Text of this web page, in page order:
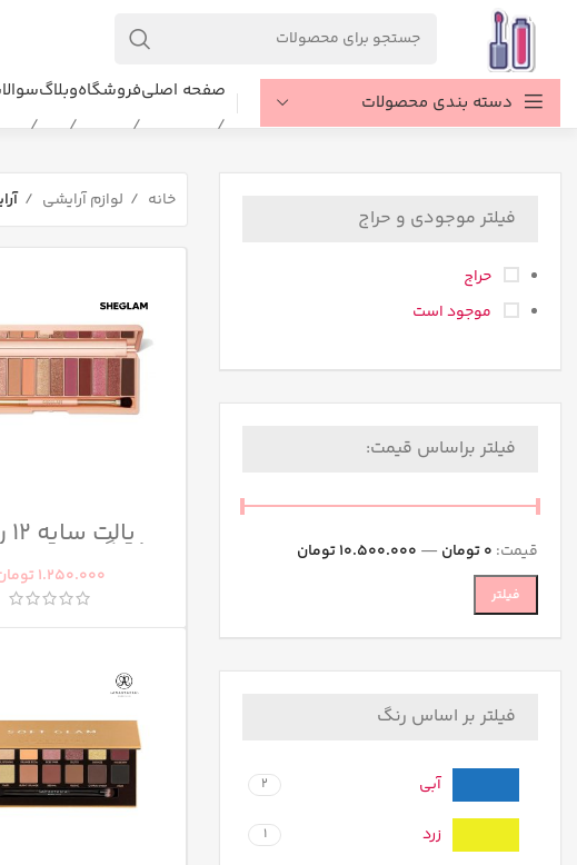
دسته بندی محصولات صفحه اصلیفروشگاهوبلاگ
فیلتر موجودی و حراج
حراج
موجود است
فیلتر براساس قیمت:
فیلتر
قیمت: 0 تومان — 10.500.000 تومان
فیلتر بر اساس رنگ
آبی 2
زرد 1
خانه لوازم آرایشی
شیگلم مدل BERRY
1.250.000